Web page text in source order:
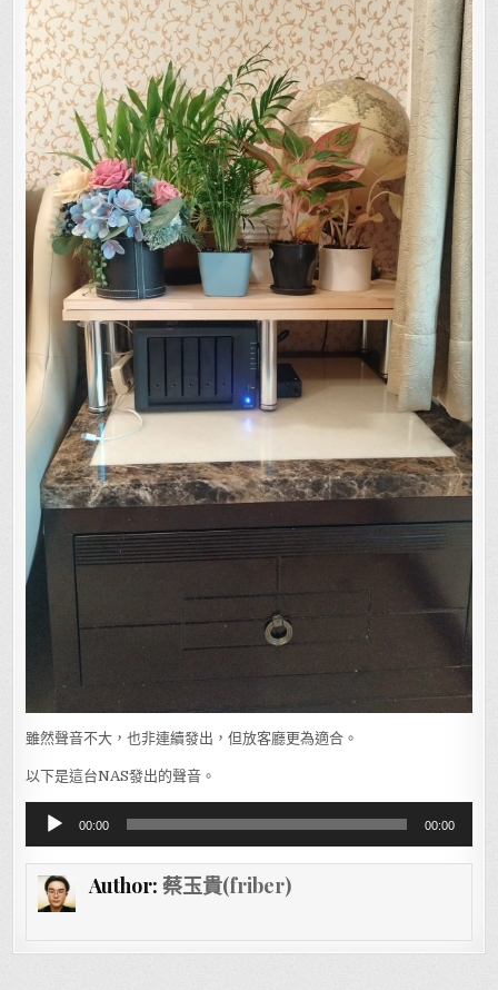
雖然聲音不大，也非連續發出，但放客廳更為適合。
以下是這台NAS發出的聲音。
播
器
00:00 00:00
Author: 蔡玉貴(friber)